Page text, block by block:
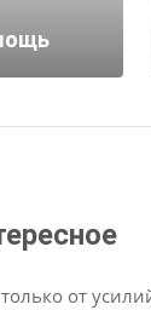
от